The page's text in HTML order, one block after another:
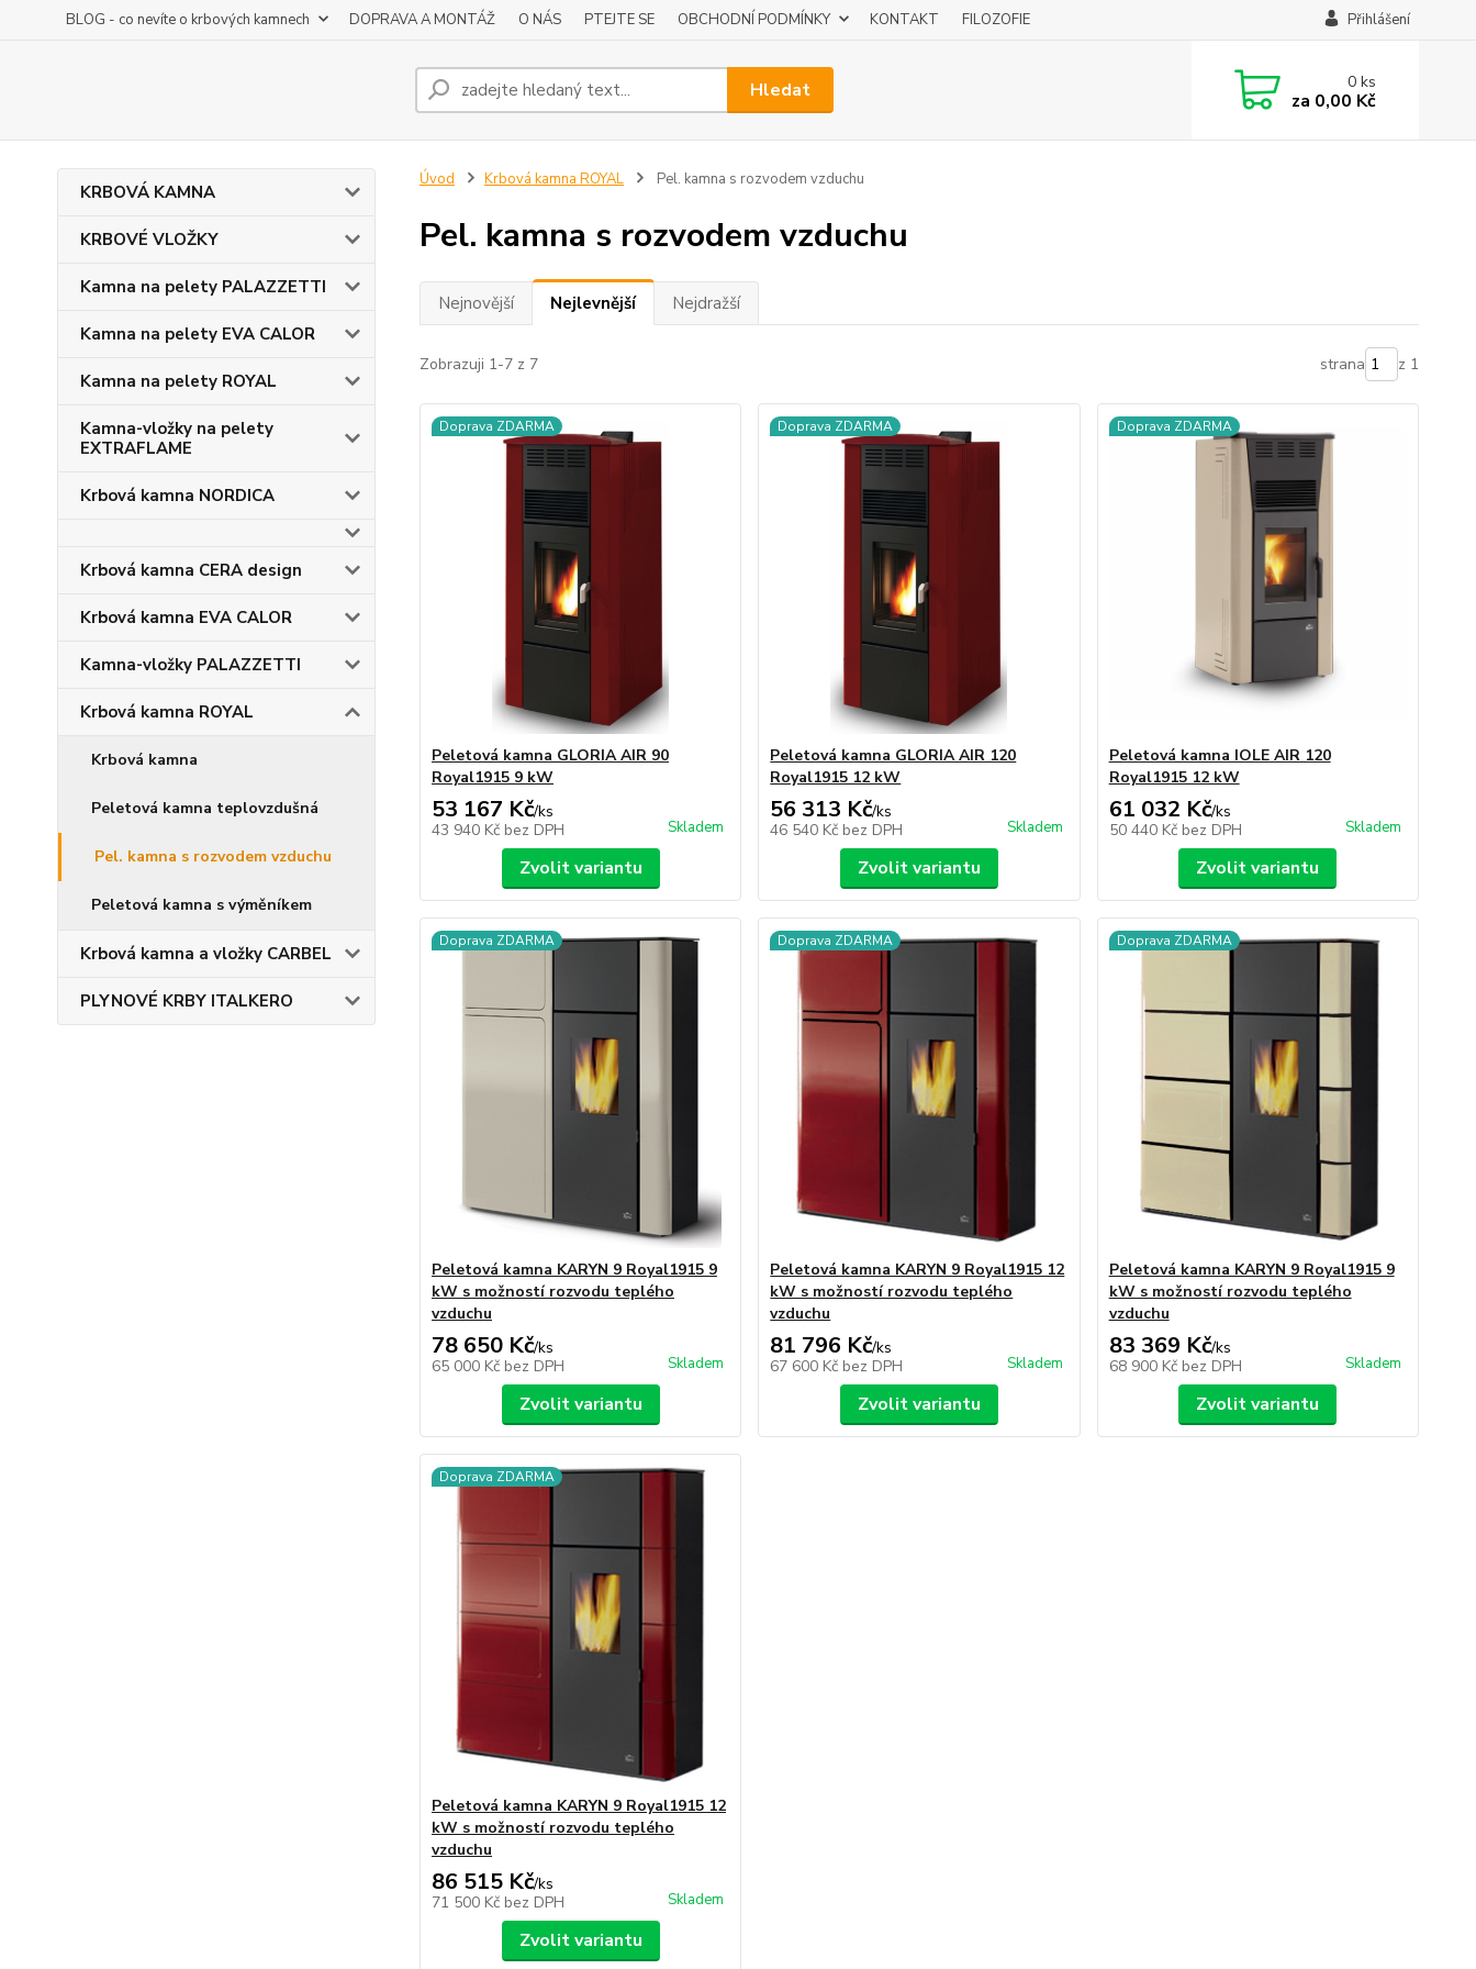
BLOG - co nevíte o krbových kamnech DOPRAVA A MONTÁŽ O NÁS PTEJTE SE OBCHODNÍ PODMÍNKY KONTAKT FILOZOFIE Přihlášení
Hledat 0ks
za 0,00 Kč
KRBOVÁ KAMNA
KRBOVÉ VLOŽKY
Kamna na pelety PALAZZETTI
Kamna na pelety EVA CALOR
Kamna na pelety ROYAL
Kamna-vložky na pelety
EXTRAFLAME
Krbová kamna NORDICA
Krbová kamna CERA design
Krbová kamna EVA CALOR
Kamna-vložky PALAZZETTI
Krbová kamna ROYAL
Krbová kamna
Peletová kamna teplovzdušná
Pel. kamna s rozvodem vzduchu
Peletová kamna s výměníkem
Krbová kamna a vložky CARBEL
PLYNOVÉ KRBY ITALKERO
Úvod Krbová kamna ROYAL Pel. kamna s rozvodem vzduchu
Pel. kamna s rozvodem vzduchu
Nejnovější Nejlevnější Nejdražší
Zobrazuji 1-7 z 7 strana z 1
Doprava ZDARMA
Peletová kamna GLORIA AIR 90
Royal1915 9 kW
53 167 Kč/ks
43 940 Kč bez DPH Skladem
Zvolit variantu
Doprava ZDARMA
Peletová kamna GLORIA AIR 120
Royal1915 12 kW
56 313 Kč/ks
46 540 Kč bez DPH Skladem
Zvolit variantu
Doprava ZDARMA
Peletová kamna IOLE AIR 120
Royal1915 12 kW
61 032 Kč/ks
50 440 Kč bez DPH Skladem
Zvolit variantu
Doprava ZDARMA
Peletová kamna KARYN 9 Royal1915 9
kW s možností rozvodu teplého
vzduchu
78 650 Kč/ks
65 000 Kč bez DPH Skladem
Zvolit variantu
Doprava ZDARMA
Peletová kamna KARYN 9 Royal1915 12
kW s možností rozvodu teplého
vzduchu
81 796 Kč/ks
67 600 Kč bez DPH Skladem
Zvolit variantu
Doprava ZDARMA
Peletová kamna KARYN 9 Royal1915 9
kW s možností rozvodu teplého
vzduchu
83 369 Kč/ks
68 900 Kč bez DPH Skladem
Zvolit variantu
Doprava ZDARMA
Peletová kamna KARYN 9 Royal1915 12
kW s možností rozvodu teplého
vzduchu
86 515 Kč/ks
71 500 Kč bez DPH Skladem
Zvolit variantu